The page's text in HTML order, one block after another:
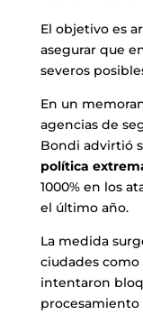
El objetivo es
asegurar que
severos
En un
agencias de
Bondi advirtió
política
1000% en los
el último año.
La medida
ciudades
intentaron
procesamiento